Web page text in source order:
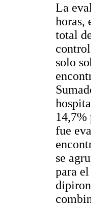
La
horas,
total
solo
14,7%
fue
se
para